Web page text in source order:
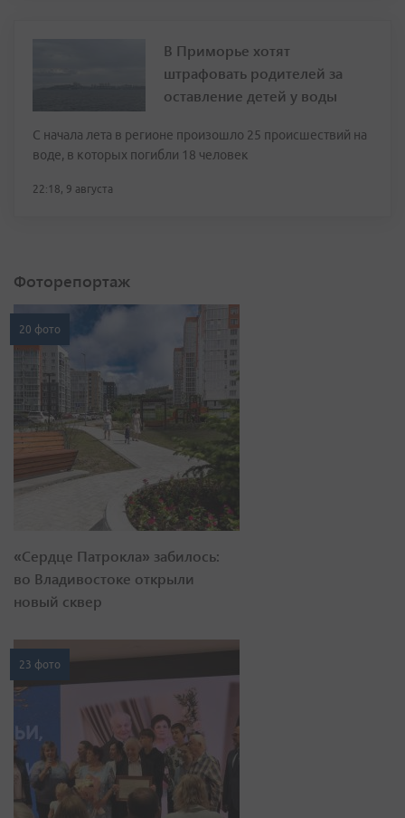
В Приморье хотят
штрафовать родителей за
оставление детей у воды
С начала лета в регионе произошло 25 происшествий на
воде, в которых погибли 18 человек
22:18, 9 августа
Фоторепортаж
20 фото
«Сердце Патрокла» забилось:
во Владивостоке открыли
новый сквер
23 фото